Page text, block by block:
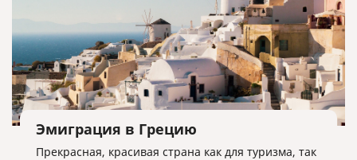
Эмиграция в Грецию
Прекрасная, красивая страна как для туризма, так